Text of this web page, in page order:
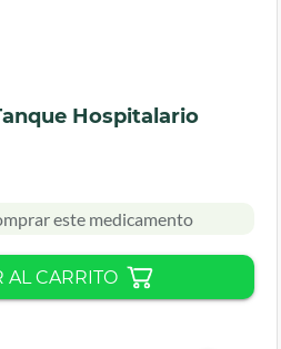
Hospitalario
este medicamento
AL CARRITO